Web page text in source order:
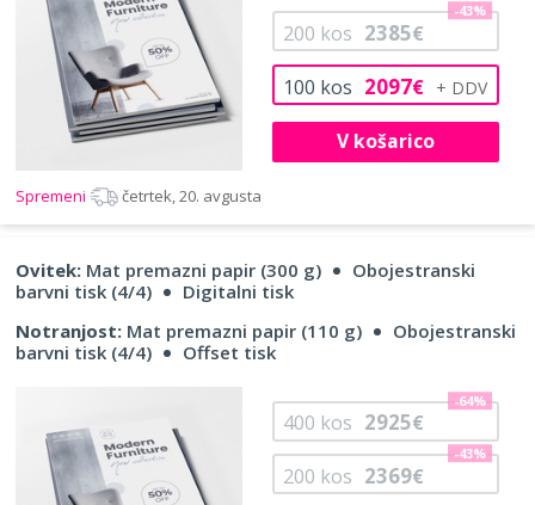
100 kos 2097€
200 kos 2385€
-43%
V košarico
Spremeni četrtek, 20. avgusta
Ovitek: Mat premazni papir (300 g)
Obojestranski
barvni tisk (4/4)
Digitalni tisk
Notranjost: Mat premazni papir (110 g)
Obojestranski
barvni tisk (4/4)
Offset tisk
200 kos 2369€
-43%
400 kos 2925€
-64%